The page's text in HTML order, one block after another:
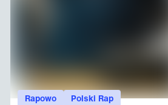
Rapowo Polski Rap